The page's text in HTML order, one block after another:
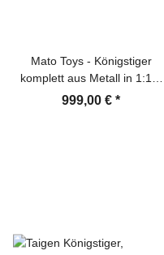
Mato Toys - Königstiger
komplett aus Metall in 1:16,
RTR-Version mit IR-System /
999,00 € *